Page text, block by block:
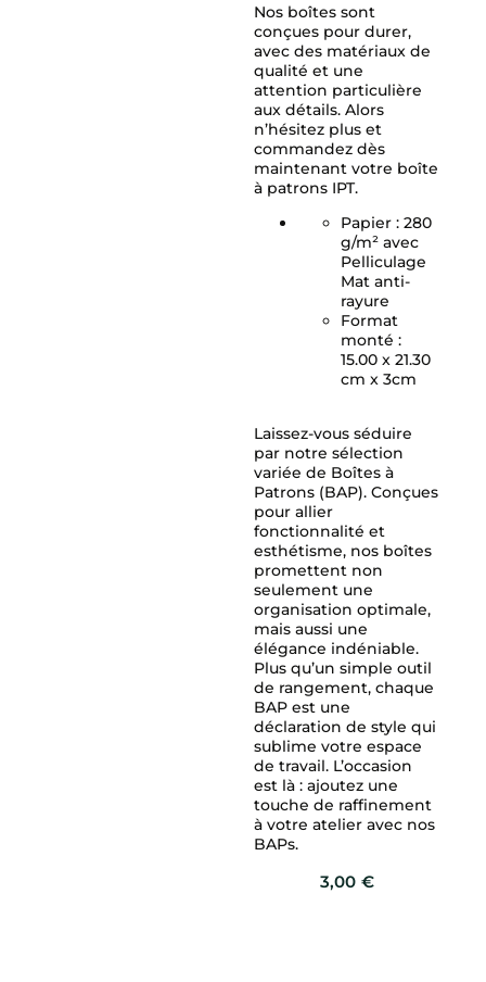
Nos boîtes sont
conçues pour durer,
avec des matériaux de
qualité et une
attention particulière
aux détails. Alors
n’hésitez plus et
commandez dès
maintenant votre boîte
à patrons IPT.
Papier : 280
g/m² avec
Pelliculage
Mat anti-
rayure
Format
monté :
15.00 x 21.30
cm x 3cm
Laissez-vous séduire
par notre sélection
variée de Boîtes à
Patrons (BAP). Conçues
pour allier
fonctionnalité et
esthétisme, nos boîtes
promettent non
seulement une
organisation optimale,
mais aussi une
élégance indéniable.
Plus qu’un simple outil
de rangement, chaque
BAP est une
déclaration de style qui
sublime votre espace
de travail. L’occasion
est là : ajoutez une
touche de raffinement
à votre atelier avec nos
BAPs.
3,00 €